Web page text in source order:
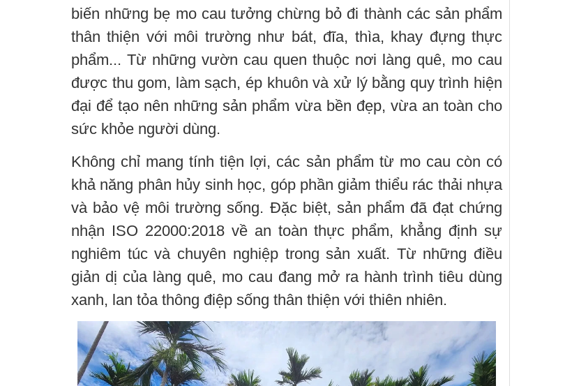
biến những bẹ mo cau tưởng chừng bỏ đi thành các sản phẩm
thân thiện với môi trường như bát, đĩa, thìa, khay đựng thực
phẩm... Từ những vườn cau quen thuộc nơi làng quê, mo cau
được thu gom, làm sạch, ép khuôn và xử lý bằng quy trình hiện
đại để tạo nên những sản phẩm vừa bền đẹp, vừa an toàn cho
sức khỏe người dùng.
Không chỉ mang tính tiện lợi, các sản phẩm từ mo cau còn có
khả năng phân hủy sinh học, góp phần giảm thiểu rác thải nhựa
và bảo vệ môi trường sống. Đặc biệt, sản phẩm đã đạt chứng
nhận ISO 22000:2018 về an toàn thực phẩm, khẳng định sự
nghiêm túc và chuyên nghiệp trong sản xuất. Từ những điều
giản dị của làng quê, mo cau đang mở ra hành trình tiêu dùng
xanh, lan tỏa thông điệp sống thân thiện với thiên nhiên.